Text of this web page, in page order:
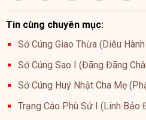
Tin cùng chuyên mục:
Sớ Cúng Giao Thừa (Diêu
Sớ Cúng Sao I (Đãng Đãng
Sớ Cúng Huý Nhật Cha Mẹ
Trạng Cáo Phù Sứ I (Linh Bảo